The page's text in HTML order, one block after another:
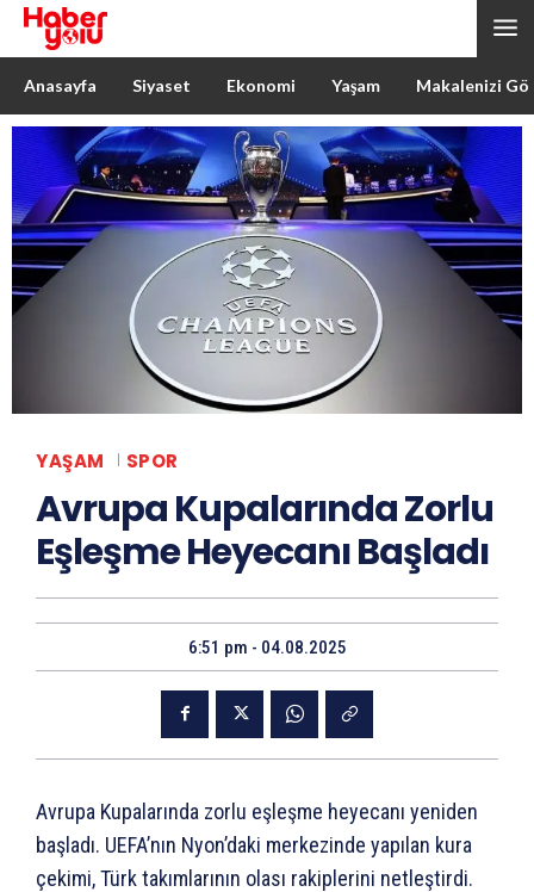
Anasayfa Siyaset Ekonomi Yaşam Makalenizi
YAŞAM SPOR
Avrupa Kupalarında Zorlu
Eşleşme Heyecanı Başladı
6:51 pm - 04.08.2025
Avrupa Kupalarında zorlu eşleşme heyecanı yeniden
başladı. UEFA’nın Nyon’daki merkezinde yapılan kura
çekimi, Türk takımlarının olası rakiplerini netleştirdi.